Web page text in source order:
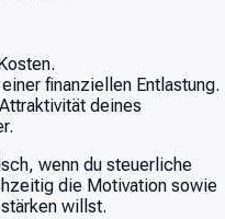
finanziellen Entlastung.
deines
wenn du steuerliche
die Motivation sowie
willst.